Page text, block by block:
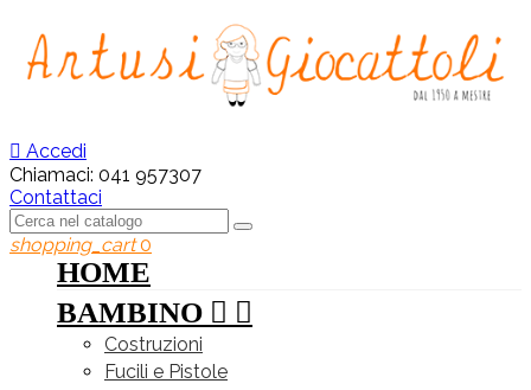
 Accedi
Chiamaci: 041 957307
Contattaci
shopping_cart 0
HOME
BAMBINO  
Costruzioni
Fucili e Pistole